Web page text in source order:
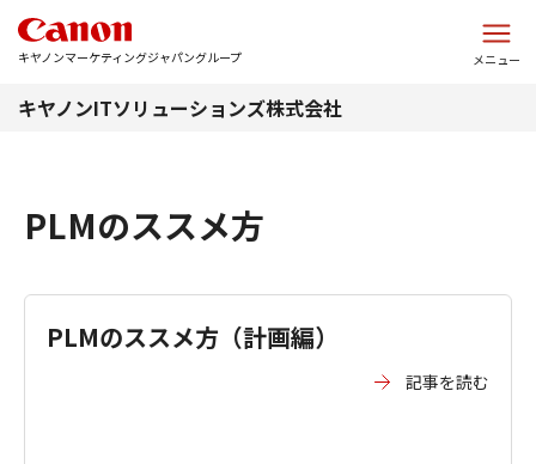
キヤノンマーケティングジャパングループ メニュー
キヤノンITソリューションズ株式会社
PLMのススメ方
PLMのススメ方（計画編）
記事を読む